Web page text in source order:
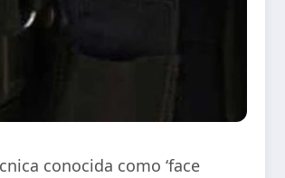
conocida como ‘face